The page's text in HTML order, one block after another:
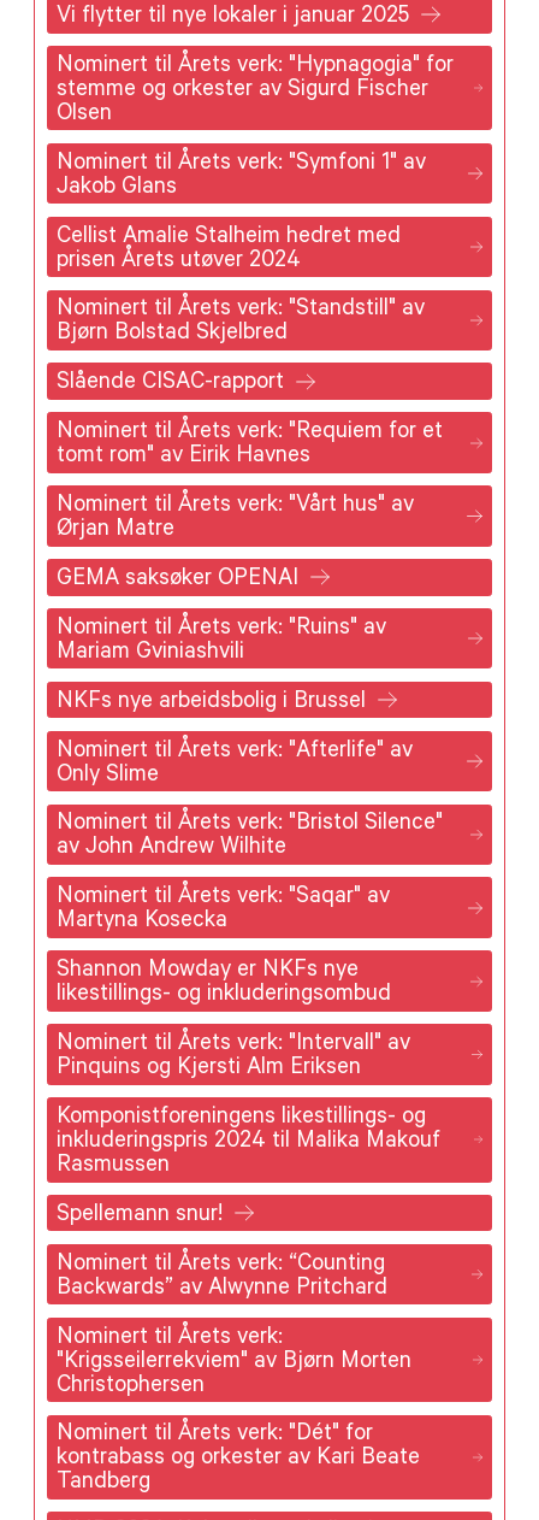
Vi flytter til nye lokaler i januar 2025
Nominert til Årets verk: "Hypnagogia" for
stemme og orkester av Sigurd Fischer
Olsen
Nominert til Årets verk: "Symfoni 1" av
Jakob Glans
Cellist Amalie Stalheim hedret med
prisen Årets utøver 2024
Nominert til Årets verk: "Standstill" av
Bjørn Bolstad Skjelbred
Slående CISAC-rapport
Nominert til Årets verk: "Requiem for et
tomt rom" av Eirik Havnes
Nominert til Årets verk: "Vårt hus" av
Ørjan Matre
GEMA saksøker OPENAI
Nominert til Årets verk: "Ruins" av
Mariam Gviniashvili
NKFs nye arbeidsbolig i Brussel
Nominert til Årets verk: "Afterlife" av
Only Slime
Nominert til Årets verk: "Bristol Silence"
av John Andrew Wilhite
Nominert til Årets verk: "Saqar" av
Martyna Kosecka
Shannon Mowday er NKFs nye
likestillings- og inkluderingsombud
Nominert til Årets verk: "Intervall" av
Pinquins og Kjersti Alm Eriksen
Komponistforeningens likestillings- og
inkluderingspris 2024 til Malika Makouf
Rasmussen
Spellemann snur!
Nominert til Årets verk: “Counting
Backwards” av Alwynne Pritchard
Nominert til Årets verk:
"Krigsseilerrekviem" av Bjørn Morten
Christophersen
Nominert til Årets verk: "Dét" for
kontrabass og orkester av Kari Beate
Tandberg